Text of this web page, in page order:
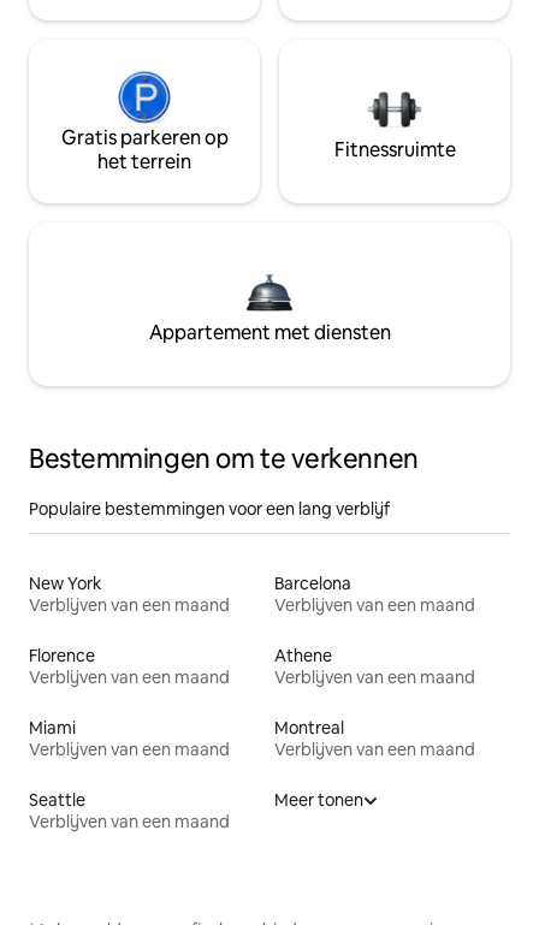
Gratis parkeren op
het terrein
Fitnessruimte
Appartement met diensten
Bestemmingen om te verkennen
Populaire bestemmingen voor een lang verblijf
New York
Verblijven van een maand
Barcelona
Verblijven van een maand
Florence
Verblijven van een maand
Athene
Verblijven van een maand
Miami
Verblijven van een maand
Montreal
Verblijven van een maand
Seattle
Verblijven van een maand
Meer tonen